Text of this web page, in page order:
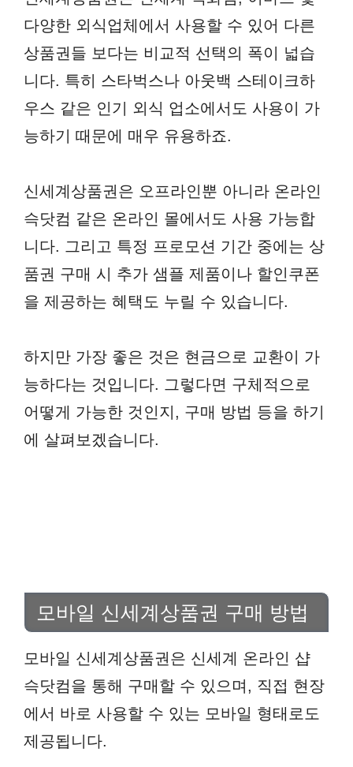
다양한 외식업체에서 사용할 수 있어 다른
상품권들 보다는 비교적 선택의 폭이 넓습
니다. 특히 스타벅스나 아웃백 스테이크하
우스 같은 인기 외식 업소에서도 사용이 가
능하기 때문에 매우 유용하죠.
신세계상품권은 오프라인뿐 아니라 온라인
슥닷컴 같은 온라인 몰에서도 사용 가능합
니다. 그리고 특정 프로모션 기간 중에는 상
품권 구매 시 추가 샘플 제품이나 할인쿠폰
을 제공하는 혜택도 누릴 수 있습니다.
하지만 가장 좋은 것은 현금으로 교환이 가
능하다는 것입니다. 그렇다면 구체적으로
어떻게 가능한 것인지, 구매 방법 등을 하기
에 살펴보겠습니다.
모바일 신세계상품권 구매 방법
모바일 신세계상품권은 신세계 온라인 샵
슥닷컴을 통해 구매할 수 있으며, 직접 현장
에서 바로 사용할 수 있는 모바일 형태로도
제공됩니다.